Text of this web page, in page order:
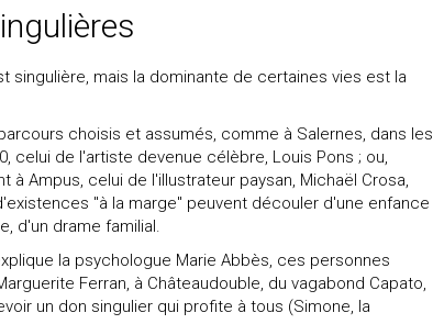
singulière, mais la dominante de certaines vies est la
choisis et assumés, comme à Salernes, dans les
celui de l'artiste devenue célèbre, Louis Pons ; ou,
à Ampus, celui de l'illustrateur paysan, Michaël Crosa,
"à la marge" peuvent découler d'une enfance
d'un drame familial.
la psychologue Marie Abbès, ces personnes
Ferran, à Châteaudouble, du vagabond Capato,
un don singulier qui profite à tous (Simone, la